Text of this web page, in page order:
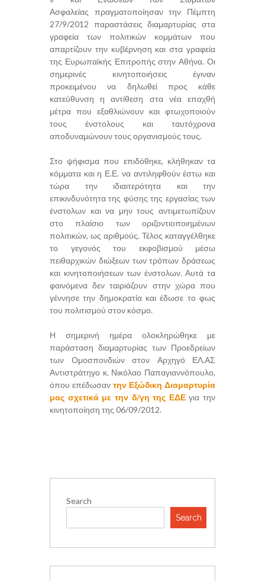
Ασφαλείας πραγματοποίησαν την Πέμπτη
27/9/2012 παραστάσεις διαμαρτυρίας στα
γραφεία των πολιτικών κομμάτων που
απαρτίζουν την κυβέρνηση και στα γραφεία
της Ευρωπαϊκής Επιτροπής στην Αθήνα. Οι
σημερινές κινητοποιήσεις έγιναν
προκειμένου να δηλωθεί προς κάθε
κατεύθυνση η αντίθεση στα νέα επαχθή
μέτρα που εξαθλιώνουν και φτωχοποιούν
τους ένστολους και ταυτόχρονα
αποδυναμώνουν τους οργανισμούς τους.
Στο ψήφισμα που επιδόθηκε, κλήθηκαν τα
κόμματα και η Ε.Ε. να αντιληφθούν έστω και
τώρα την ιδιαιτερότητα και την
επικινδυνότητα της φύσης της εργασίας των
ένστολων και να μην τους αντιμετωπίζουν
στο πλαίσιο των οριζοντιοποιημένων
πολιτικών, ως αριθμούς. Τέλος καταγγέλθηκε
το γεγονός του εκφοβισμού μέσω
πειθαρχικών διώξεων των τρόπων δράσεως
και κινητοποιήσεων των ένστολων. Αυτά τα
φαινόμενα δεν ταιριάζουν στην χώρα που
γέννησε την δημοκρατία και έδωσε το φως
του πολιτισμού στον κόσμο.
Η σημερινή ημέρα ολοκληρώθηκε με
παράσταση διαμαρτυρίας των Προεδρείων
των Ομοσπονδιών στον Αρχηγό ΕΛ.ΑΣ
Αντιστράτηγο κ. Νικόλαο Παπαγιαννόπουλο,
όπου επέδωσαν την Εξώδικη Διαμαρτυρία
μας σχετικά με την δ/γη της ΕΔΕγια την
κινητοποίηση της 06/09/2012.
Search
Search